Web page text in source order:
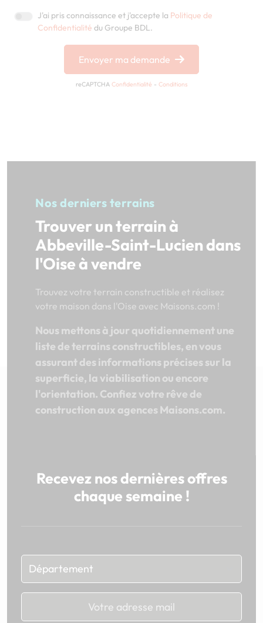
J'ai pris connaissance et j'accepte la Politique de
Confidentialité du Groupe BDL.
Envoyer ma demande
reCAPTCHA Confidentialité - Conditions
Nos derniers terrains
Trouver un terrain à
Abbeville-Saint-Lucien dans
l'Oise à vendre
Trouvez votre terrain constructible et réalisez
votre maison dans l'Oise avec Maisons.com !
Nous mettons à jour quotidiennement une
liste de terrains constructibles, en vous
assurant des informations précises sur la
superficie, la viabilisation ou encore
l'orientation. Confiez votre rêve de
construction aux agences Maisons.com.
Recevez nos dernières offres
chaque semaine !
Chargement...